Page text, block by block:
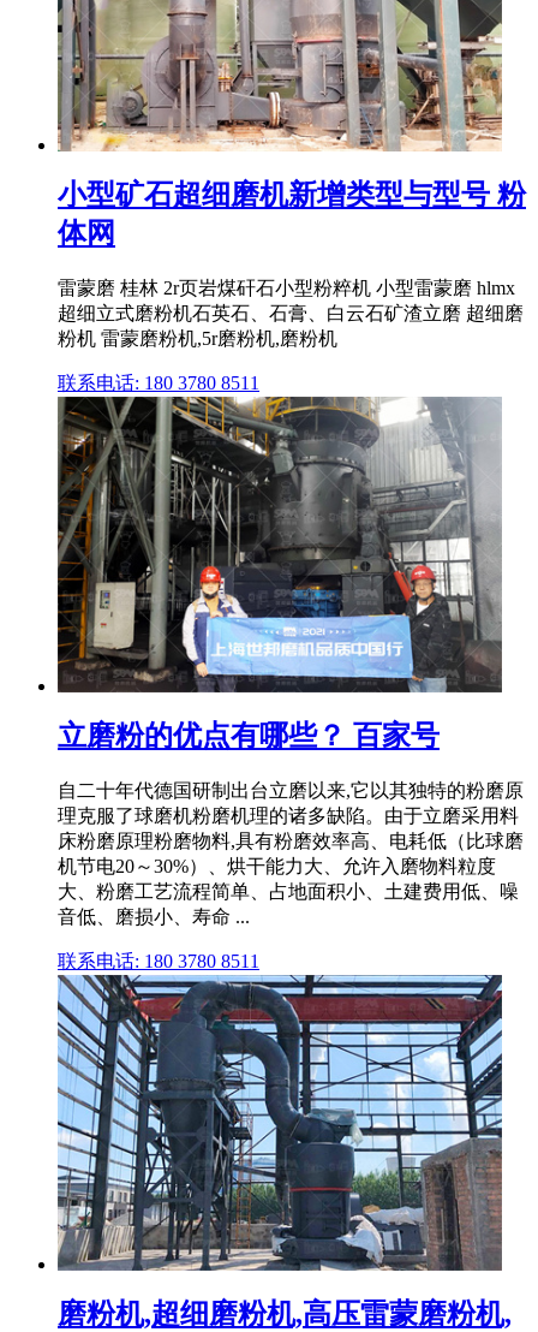
小型矿石超细磨机新增类型与型号 粉
体网
雷蒙磨 桂林 2r页岩煤矸石小型粉粹机 小型雷蒙磨 hlmx
超细立式磨粉机石英石、石膏、白云石矿渣立磨 超细磨
粉机 雷蒙磨粉机,5r磨粉机,磨粉机
联系电话: 180 3780 8511
立磨粉的优点有哪些？ 百家号
自二十年代德国研制出台立磨以来,它以其独特的粉磨原
理克服了球磨机粉磨机理的诸多缺陷。由于立磨采用料
床粉磨原理粉磨物料,具有粉磨效率高、电耗低（比球磨
机节电20～30%）、烘干能力大、允许入磨物料粒度
大、粉磨工艺流程简单、占地面积小、土建费用低、噪
音低、磨损小、寿命 ...
联系电话: 180 3780 8511
磨粉机,超细磨粉机,高压雷蒙磨粉机,